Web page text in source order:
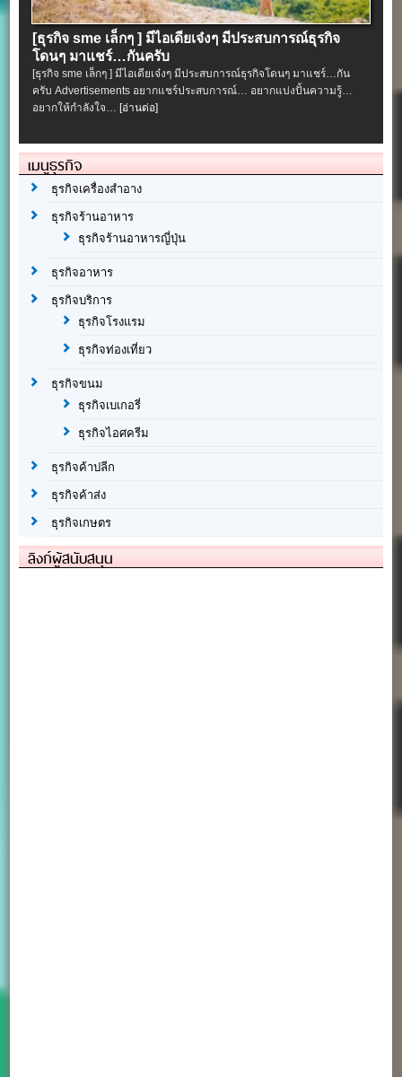
[ธุรกิจ sme เล็กๆ ] มีไอเดียเจ๋งๆ มีประสบการณ์ธุรกิจ
โดนๆ มาแชร์…กันครับ
[ธุรกิจ sme เล็กๆ ] มีไอเดียเจ๋งๆ มีประสบการณ์ธุรกิจโดนๆ มาแชร์…กัน
ครับ Advertisements อยากแชร์ประสบการณ์… อยากแบ่งปั้นความรู้…
อยากให้กำลังใจ…[อ่านต่อ]
เมนูธุรกิจ
ธุรกิจเครื่องสำอาง
ธุรกิจร้านอาหาร
ธุรกิจร้านอาหารญี่ปุ่น
ธุรกิจอาหาร
ธุรกิจบริการ
ธุรกิจโรงแรม
ธุรกิจท่องเที่ยว
ธุรกิจขนม
ธุรกิจเบเกอรี่
ธุรกิจไอศครีม
ธุรกิจค้าปลีก
ธุรกิจค้าส่ง
ธุรกิจเกษตร
ลิงก์ผู้สนับสนุน